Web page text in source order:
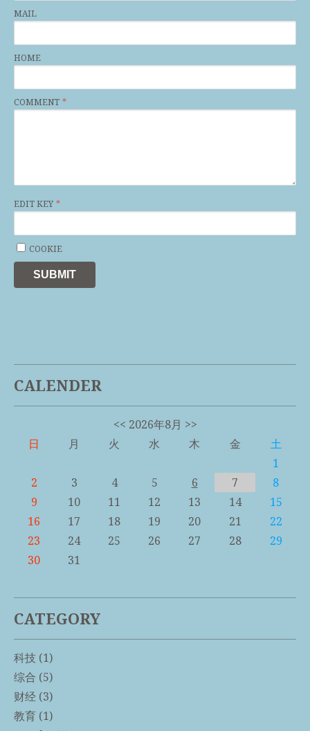
MAIL
HOME
COMMENT
EDIT KEY
COOKIE
SUBMIT
CALENDER
<< 2026年8月 >>
日
月 火 水 木 金
土
1
2
3 4 5 6 7
8
9
10 11 12 13 14
15
16
17 18 19 20 21
22
23
24 25 26 27 28
29
30
31
CATEGORY
科技 (1)
综合 (5)
财经 (3)
教育 (1)